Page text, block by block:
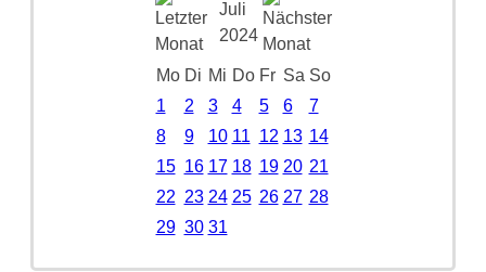
Juli
2024
Mo Di Mi Do Fr Sa So
1
2 3 4 5 6
7
8
9 10 11 12 13 14
15 16 17 18 19 20 21
22 23 24 25 26 27 28
29 30 31